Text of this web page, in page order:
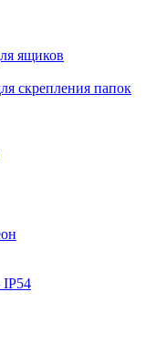
ящиков
скрепления папок
IP54